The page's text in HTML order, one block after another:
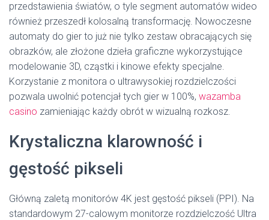
przedstawienia światów, o tyle segment automatów wideo
również przeszedł kolosalną transformację. Nowoczesne
automaty do gier to już nie tylko zestaw obracających się
obrazków, ale złożone dzieła graficzne wykorzystujące
modelowanie 3D, cząstki i kinowe efekty specjalne.
Korzystanie z monitora o ultrawysokiej rozdzielczości
pozwala uwolnić potencjał tych gier w 100%, wazamba
casino zamieniając każdy obrót w wizualną rozkosz.
Krystaliczna klarowność i
gęstość pikseli
Główną zaletą monitorów 4K jest gęstość pikseli (PPI). Na
standardowym 27-calowym monitorze rozdzielczość Ultra